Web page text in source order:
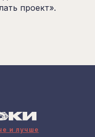
проект».
и лучше